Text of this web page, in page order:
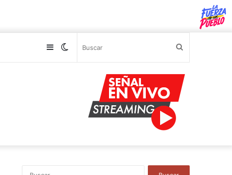
Switch
Sidebar